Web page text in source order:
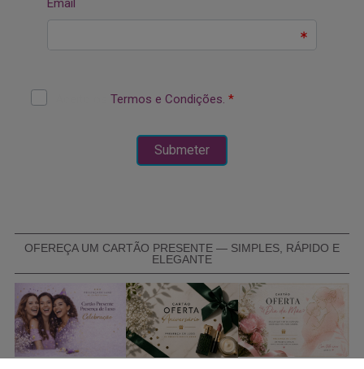
OFEREÇA UM CARTÃO PRESENTE — SIMPLES, RÁPIDO E
ELEGANTE